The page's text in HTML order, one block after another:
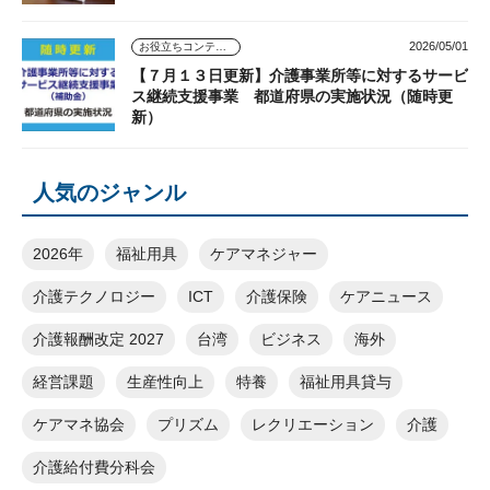
お役立ちコンテンツ 2026/05/01
【７月１３日更新】介護事業所等に対するサービ
ス継続支援事業 都道府県の実施状況（随時更
新）
人気のジャンル
2026年 福祉用具 ケアマネジャー
介護テクノロジー ICT 介護保険 ケアニュース
介護報酬改定 2027 台湾 ビジネス 海外
経営課題 生産性向上 特養 福祉用具貸与
ケアマネ協会 プリズム レクリエーション 介護
介護給付費分科会